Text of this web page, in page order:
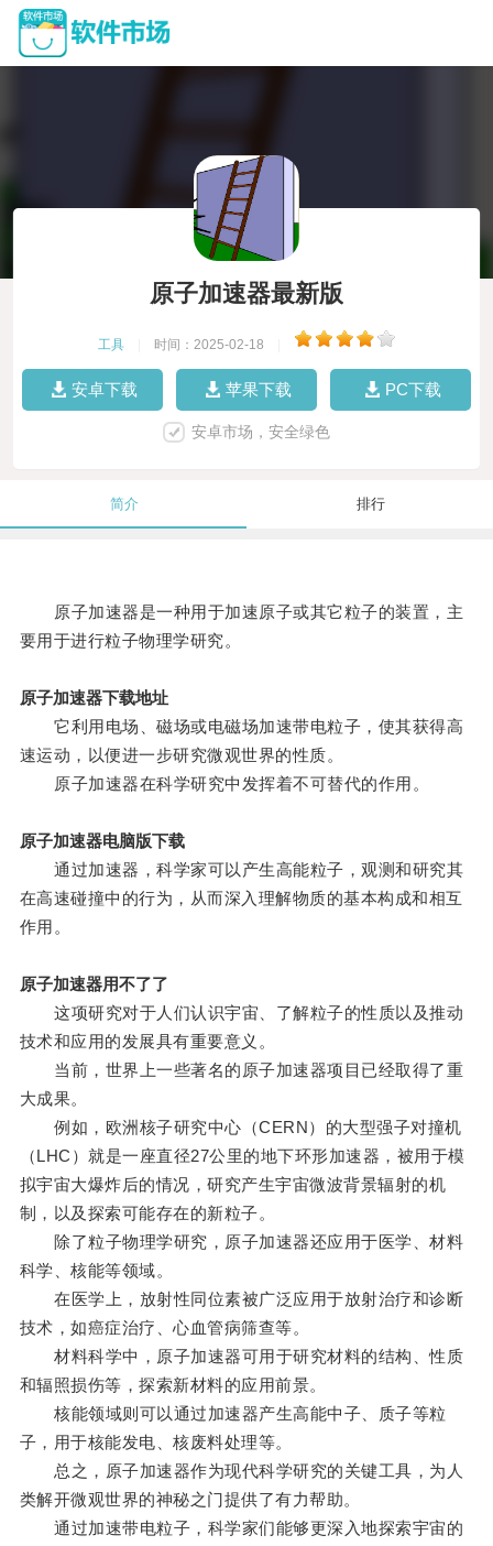
原子加速器最新版
工具 时间：2025-02-18
安卓下载 苹果下载 PC下载
安卓市场，安全绿色
简介 排行
原子加速器是一种用于加速原子或其它粒子的装置，主
要用于进行粒子物理学研究。
原子加速器下载地址
它利用电场、磁场或电磁场加速带电粒子，使其获得高
速运动，以便进一步研究微观世界的性质。
原子加速器在科学研究中发挥着不可替代的作用。
原子加速器电脑版下载
通过加速器，科学家可以产生高能粒子，观测和研究其
在高速碰撞中的行为，从而深入理解物质的基本构成和相互
作用。
原子加速器用不了了
这项研究对于人们认识宇宙、了解粒子的性质以及推动
技术和应用的发展具有重要意义。
当前，世界上一些著名的原子加速器项目已经取得了重
大成果。
例如，欧洲核子研究中心（CERN）的大型强子对撞机
（LHC）就是一座直径27公里的地下环形加速器，被用于模
拟宇宙大爆炸后的情况，研究产生宇宙微波背景辐射的机
制，以及探索可能存在的新粒子。
除了粒子物理学研究，原子加速器还应用于医学、材料
科学、核能等领域。
在医学上，放射性同位素被广泛应用于放射治疗和诊断
技术，如癌症治疗、心血管病筛查等。
材料科学中，原子加速器可用于研究材料的结构、性质
和辐照损伤等，探索新材料的应用前景。
核能领域则可以通过加速器产生高能中子、质子等粒
子，用于核能发电、核废料处理等。
总之，原子加速器作为现代科学研究的关键工具，为人
类解开微观世界的神秘之门提供了有力帮助。
通过加速带电粒子，科学家们能够更深入地探索宇宙的